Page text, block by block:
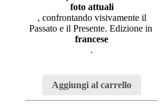
foto attuali
, confrontando visivamente il
Passato e il Presente. Edizione in
francese
.
Aggiungi al carrello